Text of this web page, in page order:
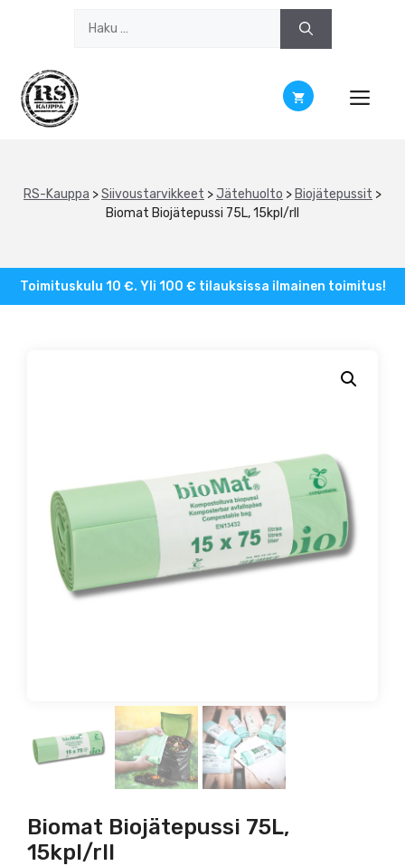
RS-Kauppa >Siivoustarvikkeet >Jätehuolto > Biojätepussit >
Biomat Biojätepussi 75L, 15kpl/rll
Toimituskulu 10 €. Yli 100 € tilauksissa ilmainen toimitus!
Biomat Biojätepussi 75L,
15kpl/rll